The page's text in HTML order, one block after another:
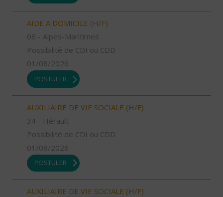
AIDE A DOMICILE (H/F)
06 - Alpes-Maritimes
Possibilité de CDI ou CDD
01/08/2026
POSTULER
AUXILIAIRE DE VIE SOCIALE (H/F)
34 - Hérault
Possibilité de CDI ou CDD
01/08/2026
POSTULER
AUXILIAIRE DE VIE SOCIALE (H/F)